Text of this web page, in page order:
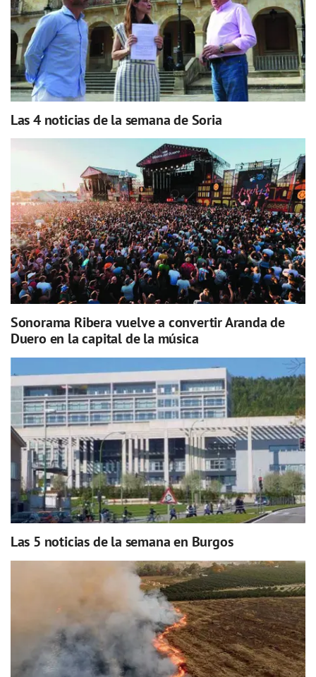
Las 4 noticias de la semana de Soria
Sonorama Ribera vuelve a convertir Aranda de
Duero en la capital de la música
Las 5 noticias de la semana en Burgos